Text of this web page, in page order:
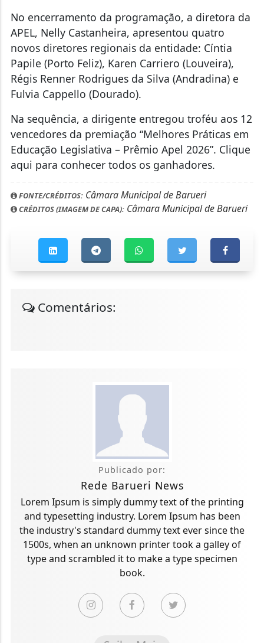
No encerramento da programação, a diretora da
APEL, Nelly Castanheira, apresentou quatro
novos diretores regionais da entidade: Cíntia
Papile (Porto Feliz), Karen Carriero (Louveira),
Régis Renner Rodrigues da Silva (Andradina) e
Fulvia Cappello (Dourado).
Na sequência, a dirigente entregou troféu aos 12
vencedores da premiação “Melhores Práticas em
Educação Legislativa – Prêmio Apel 2026”. Clique
aqui para conhecer todos os ganhadores.
FONTE/CRÉDITOS:Câmara Municipal de Barueri
CRÉDITOS (IMAGEM DE CAPA):Câmara Municipal de Barueri
Comentários:
Publicado por:
Rede Barueri News
Lorem Ipsum is simply dummy text of the printing
and typesetting industry. Lorem Ipsum has been
the industry's standard dummy text ever since the
1500s, when an unknown printer took a galley of
type and scrambled it to make a type specimen
book.